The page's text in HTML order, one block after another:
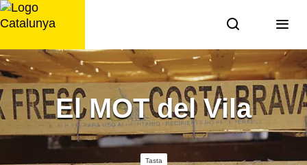
Saltar
al
El MOT del Vila
Tasta